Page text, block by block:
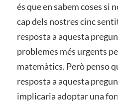
és que en sabem coses si
cap dels nostres cinc
resposta a aquesta
problemes més urgents
matemàtics. Però penso
resposta a aquesta
implicaria adoptar una